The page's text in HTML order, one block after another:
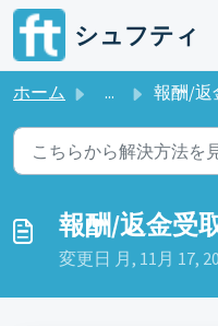
メインコンテンツに移動
シュフティ
ホーム ... 報酬/返金受取
報酬/返金受
変更日 月, 11月 17,